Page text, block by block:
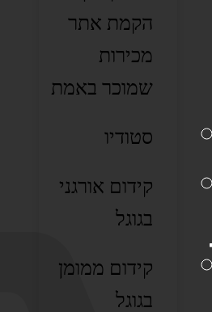
בגוגל
בגוגל
לאתרי מכירות
הקמת אתר
מכירות
שמוכר באמת
סטודיו
קידום אורגני
בגוגל
קידום ממומן
בגוגל